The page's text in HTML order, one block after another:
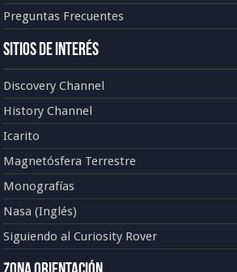
Preguntas Frecuentes
Sitios de Interés
Discovery Channel
History Channel
Icarito
Magnetósfera Terrestre
Monografías
Nasa (Inglés)
Siguiendo al Curiosity Rover